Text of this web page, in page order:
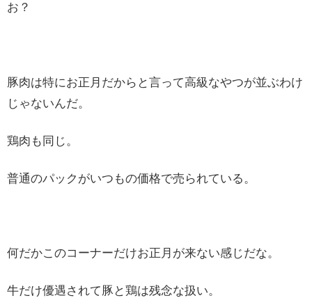
お？
豚肉は特にお正月だからと言って高級なやつが並ぶわけ
じゃないんだ。
鶏肉も同じ。
普通のパックがいつもの価格で売られている。
何だかこのコーナーだけお正月が来ない感じだな。
牛だけ優遇されて豚と鶏は残念な扱い。